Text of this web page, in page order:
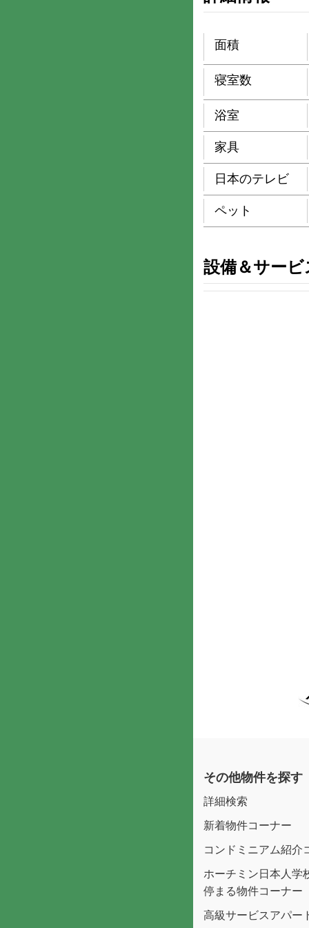
面積
寝室数
浴室
家具
日本のテレビ
ペット
設備＆サービ
その他物件を探す
詳細検索
新着物件コーナー
コンドミニアム紹介
ホーチミン日本人学
停まる物件コーナー
高級サービスアパー